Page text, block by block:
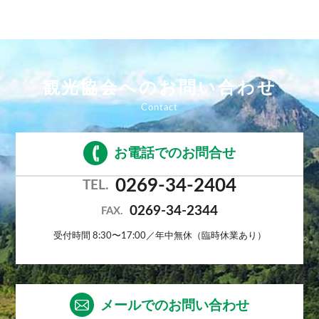
観光協会へのお問い合わせ
お電話でのお問合せ
TEL. 0269-34-2404
FAX. 0269-34-2344
受付時間 8:30〜17:00／年中無休（臨時休業あり）
メールでのお問い合わせ